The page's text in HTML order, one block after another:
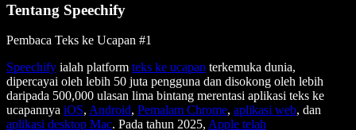
Tentang Speechify
Pembaca Teks ke Ucapan #1
Speechify ialah platform teks ke ucapan terkemuka dunia,
dipercayai oleh lebih 50 juta pengguna dan disokong oleh lebih
daripada 500,000 ulasan lima bintang merentasi aplikasi teks ke
ucapannya iOS, Android, Pemalam Chrome, aplikasi web, dan
aplikasi desktop Mac. Pada tahun 2025, Apple telah